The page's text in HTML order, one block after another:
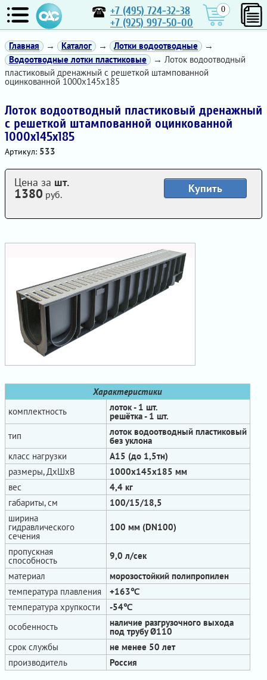
+7 (495) 724-32-38
+7 (925) 997-50-00
0
Главная → Каталог → Лотки водоотводные
→
Водоотводные лотки пластиковые
→ Лоток водоотводный
пластиковый дренажный с решеткой штампованной
оцинкованной 1000x145x185
Лоток водоотводный пластиковый дренажный
с решеткой штампованной оцинкованной
1000x145x185
Артикул: 533
Характеристики
комплектность
лоток - 1 шт.
решётка - 1 шт.
тип
лоток водоотводный пластиковый
без уклона
класс нагрузки
А15 (до 1,5тн)
размеры, ДхШхВ
1000х145х185 мм
вес
4,4 кг
габариты, см
100/15/18,5
ширина
гидравлического
сечения
100 мм (DN100)
пропускная
способность
9,0 л/сек
материал
морозостойкий полипропилен
температура плавления
+163℃
температура хрупкости
-54℃
особенность
наличие разгрузочного выхода
под трубу Ø110
срок службы
не менее 50 лет
производитель
Россия
Купить
Цена за шт.
1380 руб.